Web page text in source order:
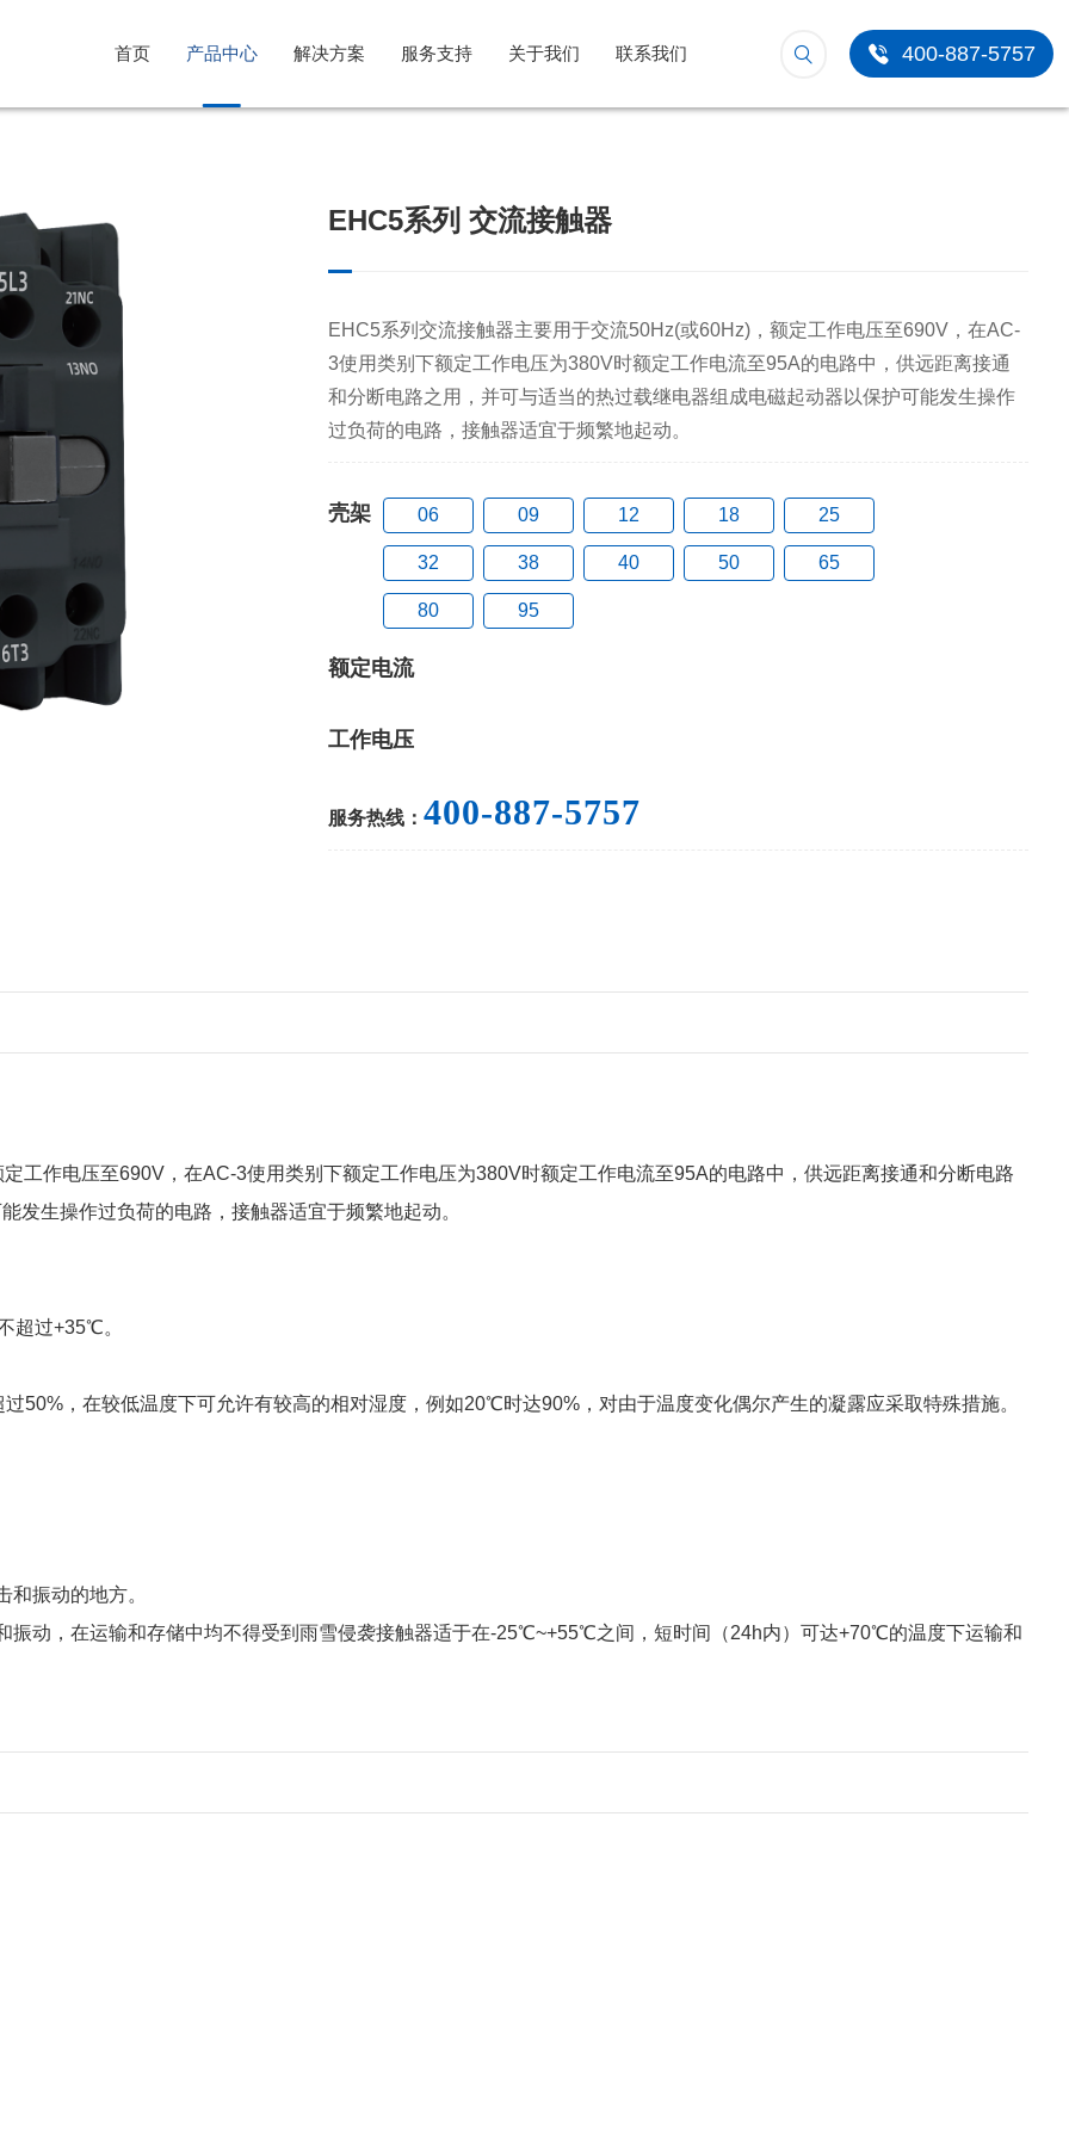
首页 产品中心 解决方案
风电行业解决方案
储能系统解决方案
服务支持 关于我们 联系我们 400-887-5757
EHC5系列 交流接触器
EHC5系列交流接触器主要用于交流50Hz(或60Hz)，额定工作电压至690V，在AC-
3使用类别下额定工作电压为380V时额定工作电流至95A的电路中，供远距离接通
和分断电路之用，并可与适当的热过载继电器组成电磁起动器以保护可能发生操作
过负荷的电路，接触器适宜于频繁地起动。
壳架 06 09 12 18 25
32 38 40 50 65
80 95
额定电流
工作电压
服务热线：400-887-5757
工作电压至690V，在AC-3使用类别下额定工作电压为380V时额定工作电流至95A的电路中，供远距离接通和分断电路
发生操作过负荷的电路，接触器适宜于频繁地起动。
超过+35℃。
50%，在较低温度下可允许有较高的相对湿度，例如20℃时达90%，对由于温度变化偶尔产生的凝露应采取特殊措施。
振动的地方。
振动，在运输和存储中均不得受到雨雪侵袭接触器适于在-25℃~+55℃之间，短时间（24h内）可达+70℃的温度下运输和